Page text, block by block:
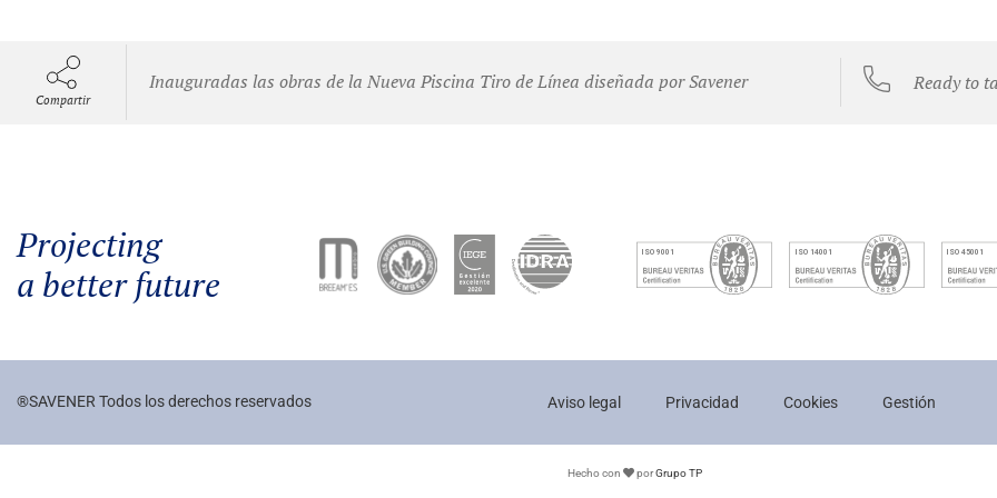
Compartir
Inauguradas las obras de la Nueva Piscina Tiro de Línea diseñada por Savener Ready to
Projecting
a better future
®SAVENER Todos los derechos reservados Aviso legal Privacidad Cookies Gestión
Hecho con porGrupo TP